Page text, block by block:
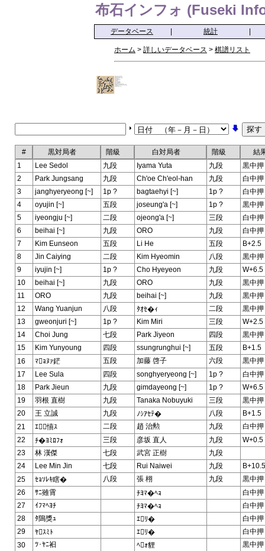
布石インフォ (Fuseki
データベース 統計
ホーム > 詳しいデータベース > 棋譜リスト
# 黒対局者 階級 白対局者 階級
結
1
Lee Sedol 九段 Iyama Yuta 九段
黒中
2
Park Jungsang 九段 Ch'oe Ch'eol-han 九段
白中
3
janghyeryeong [~] 1p ? bagtaehyi [~] 1p ?
白中
4
oyujin [~] 五段 joseung'a [~] 1p ?
黒中
5
iyeongju [~] 二段 ojeong'a [~] 三段
白中
6
beihai [~] 九段 ORO 九段
白中
7
Kim Eunseon 五段 Li He 五段
B+2.5
8
Jin Caiying 二段 Kim Hyeomin 八段
黒中
9
iyujin [~] 1p ? Cho Hyeyeon 九段
W+6.5
10
beihai [~] 九段 ORO 九段
黒中
11
ORO 九段 beihai [~] 九段
黒中
12
Wang Yuanjun 八段 ﾀｵｾ�ｨ 二段
黒中
13
gweonjuri [~] 1p ? Kim Miri 三段
W+2.5
14
Choi Jung 七段 Park Jiyeon 四段
黒中
15
Kim Yunyoung 四段 ssungrunghui [~] 五段
B+1.5
16
ﾏｮﾇｧ鋩 五段 加藤 啓子 六段
黒中
17
Lee Sula 四段 songhyeryeong [~] 1p ?
白中
18
Park Jieun 九段 gimdayeong [~] 1p ?
W+6.5
19
羽根 直樹 九段 Tanaka Nobuyuki 三段
黒中
20
王 立誠 九段 ﾉｼｱｾﾃ� 八段
B+1.5
21
ｴ憘ｽ 二段 趙 治勲 九段
白中
22
ﾁ�ﾖﾐﾛﾌｫ 三段 彦坂 直人 九段
W+0.5
23
林 漢傑 七段 武宮 正樹
九段
24
Lee Min Jin 七段 Rui Naiwei 九段
B+10.5
25
ｾｮｿﾚｷ瞎� 八段 張 栩 九段
黒中
26
ｻﾆ雖霄 ﾁﾖﾏ�ﾍｮ
白中
27
ｲﾌﾏﾍﾖﾁ ﾁﾖﾏ�ﾍｮ
白中
28
ﾀ隝獎ｭ ｴﾘ�
白中
29
ﾔｽﾐﾄ ｴﾘ�
白中
30
ﾂ･ﾔﾆ衵 ﾍｫ貍
黒中